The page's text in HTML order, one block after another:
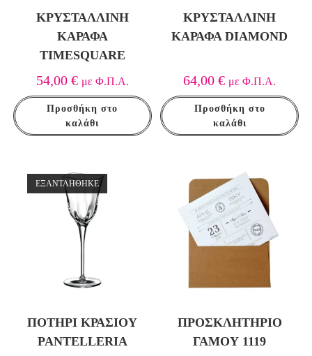
ΚΡΥΣΤΆΛΛΙΝΗ
ΚΑΡΆΦΑ
TIMESQUARE
54,00 € με Φ.Π.Α.
Προσθήκη στο
καλάθι
ΚΡΥΣΤΆΛΛΙΝΗ
ΚΑΡΆΦΑ DIAMOND
64,00€ με Φ.Π.Α.
Προσθήκη στο
καλάθι
ΕΞΑΝΤΛΗΘΗΚΕ
ΠΟΤΉΡΙ ΚΡΑΣΙΟΎ
PANTELLERIA
ΠΡΟΣΚΛΗΤΉΡΙΟ
ΓΆΜΟΥ 1119